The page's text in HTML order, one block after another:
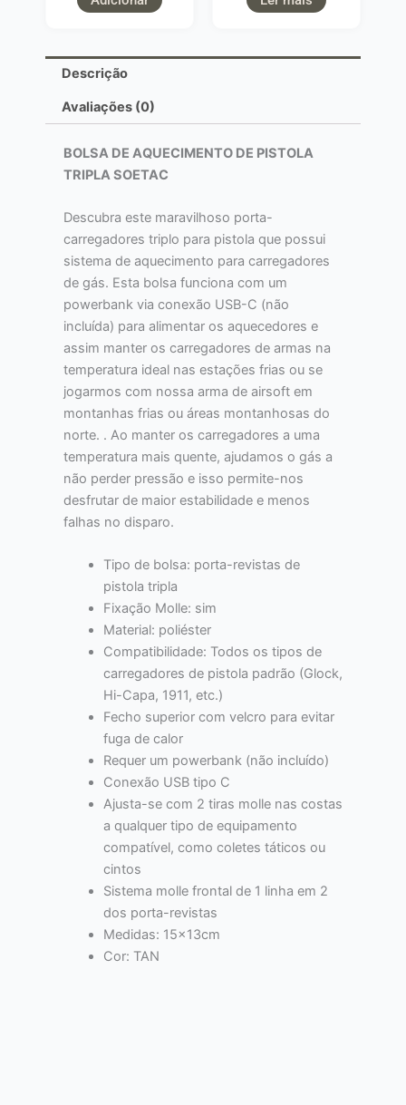
Descrição
Avaliações (0)
BOLSA DE AQUECIMENTO DE PISTOLA
TRIPLA SOETAC
Descubra este maravilhoso porta-
carregadores triplo para pistola que possui
sistema de aquecimento para carregadores
de gás. Esta bolsa funciona com um
powerbank via conexão USB-C (não
incluída) para alimentar os aquecedores e
assim manter os carregadores de armas na
temperatura ideal nas estações frias ou se
jogarmos com nossa arma de airsoft em
montanhas frias ou áreas montanhosas do
norte. . Ao manter os carregadores a uma
temperatura mais quente, ajudamos o gás a
não perder pressão e isso permite-nos
desfrutar de maior estabilidade e menos
falhas no disparo.
Tipo de bolsa: porta-revistas de
pistola tripla
Fixação Molle: sim
Material: poliéster
Compatibilidade: Todos os tipos de
carregadores de pistola padrão (Glock,
Hi-Capa, 1911, etc.)
Fecho superior com velcro para evitar
fuga de calor
Requer um powerbank (não incluído)
Conexão USB tipo C
Ajusta-se com 2 tiras molle nas costas
a qualquer tipo de equipamento
compatível, como coletes táticos ou
cintos
Sistema molle frontal de 1 linha em 2
dos porta-revistas
Medidas: 15x13cm
Cor: TAN